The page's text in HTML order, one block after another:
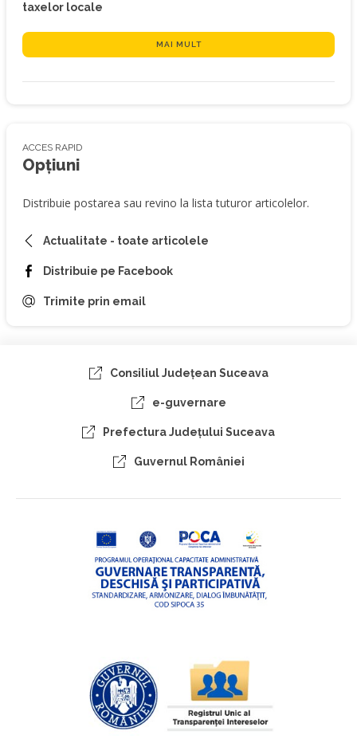
taxelor locale
MAI MULT
ACCES RAPID
Opțiuni
Distribuie postarea sau revino la lista tuturor articolelor.
Actualitate - toate articolele
Distribuie pe Facebook
Trimite prin email
Consiliul Judeţean Suceava
e-guvernare
Prefectura Judeţului Suceava
Guvernul României